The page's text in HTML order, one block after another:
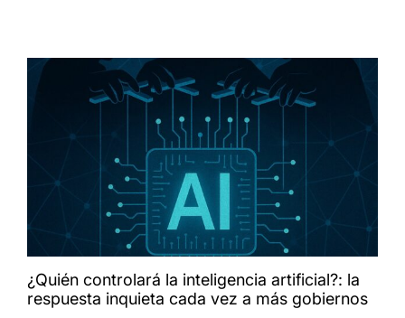
¿Quién controlará la inteligencia artificial?: la
respuesta inquieta cada vez a más gobiernos